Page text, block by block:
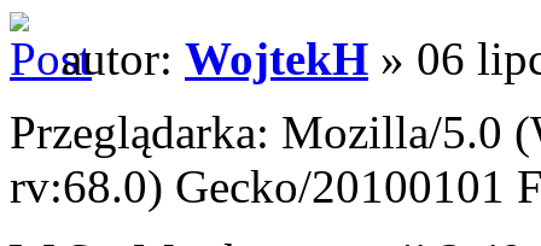
autor: WojtekH » 06
Przeglądarka: Mozilla/5.0
rv:68.0) Gecko/20100101